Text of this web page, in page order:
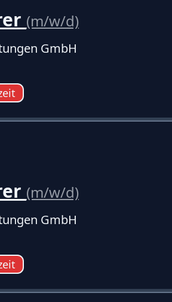
(m/w/d)
GmbH
(m/w/d)
GmbH